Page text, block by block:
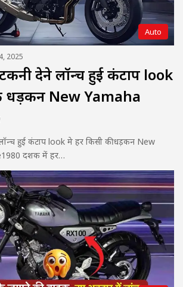
Auto
2025
देने लॉन्च हुई कंटाप look
धड़कन New Yamaha
हुई कंटाप look मे हर किसी की धड़कन New
दशक में हर…